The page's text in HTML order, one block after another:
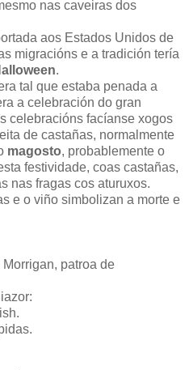
nas caveiras dos
aos Estados Unidos de
migracións e a tradición tería
.
tal que estaba penada a
a celebración do gran
celebracións facíanse xogos
de castañas, normalmente
magosto, probablemente o
festividade, coas castañas,
nas fragas cos aturuxos.
e o viño simbolizan a morte e
patroa de